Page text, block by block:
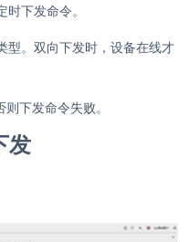
下发命令。
型。双向下发时，设备在线才
则下发命令失败。
发